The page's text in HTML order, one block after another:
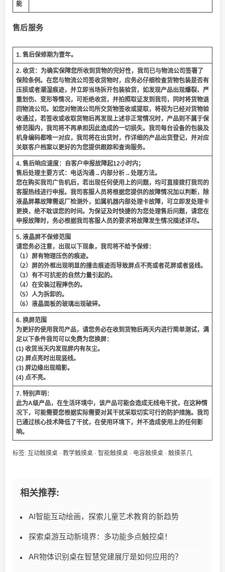
能
售后服务
1. 售后保修期为壹年。
2. 收货：为确实保障您所收到货物的完好性，我司已与物流公司签署了
保险条例。在您与物流公司签收货物时，应务必仔细检查货物包装是否有
压损或者潮湿痕迹，并立即当场拆开包装验货，如发现产品出现爆裂、严
重划伤、变形等情况，可拒绝收货，并拍照取证发到我司，同时将货物退
回物流公司。如您对物流公司所交货物签收或提取，将视为已经对货物验
收通过，若签收或收取货物后再发现上述非正常情况时，产品则不属于保
修范围内，我司将不再承担因此造成的一切损失。我司每台设备的包装及
机身编码都唯一对应，我司将在出货时，作详细的产品出货登记，并对应
关联客户档案以更好的为您提供跟踪和查询服务。
4. 售后响应速度：自客户申报故障起12小时内；
售后处理主要方式：电话沟通→内部分析→处理方法。
您在购买我司广告机后，若出现任何使用上的问题，均可直接拨打我司的
客服热线进行申报。我司客服人员将根据您提供的故障情况加以判断，除
液晶屏幕故障需返厂检测外，如属机器内部处理卡故障，可立即发处理卡
更换，绝不耽误您的时间。为保证及时快捷的为您处理售后问题，请您在
申报故障时，务必根据我司客服人员的要求将故障发生情况描述详尽。
5. 液晶屏不保修范围
请您务必注意，出现以下现象，我司将不给予保修：
（1）屏有物理压伤的痕迹。
（2）屏的外框出现明显的撞击痕迹而导致屏点不亮或者花屏或者竖线。
（3）有不可抗拒的自然力量引起的。
（4）在安装过程摔伤的。
（5）人为拆卸的。
（6）液晶面板的玻璃出现破碎。
6. 换屏范围
为更好的使用我司产品，请您务必在收到货物后两天内进行简单测试，满
足以下条件我司可以免费为您换屏：
(1) 收货当天内发现屏内有灰尘。
(2) 屏点亮时出现竖线。
(3) 屏边缘出现暗影。
(4) 点不亮。
7. 特别声明：
此为A级产品，在生活环境中，该产品可能会造成无线电干扰，在这种情
况下，可能需要您根据实际需要对其干扰采取切实可行的防护措施。我司
已通过核心技术降低了干扰，在使用环境下，并不造成使用上的任何影
响。
标签: 互动触摸桌 · 教学触摸桌 · 智能触摸桌 · 电容触摸桌 · 触摸茶几
相关推荐:
AI智能互动绘画，探索儿童艺术教育的新趋势
探索桌游互动新境界：多功能多点触控桌！
AR物体识别桌在智慧党建展厅是如何应用的？